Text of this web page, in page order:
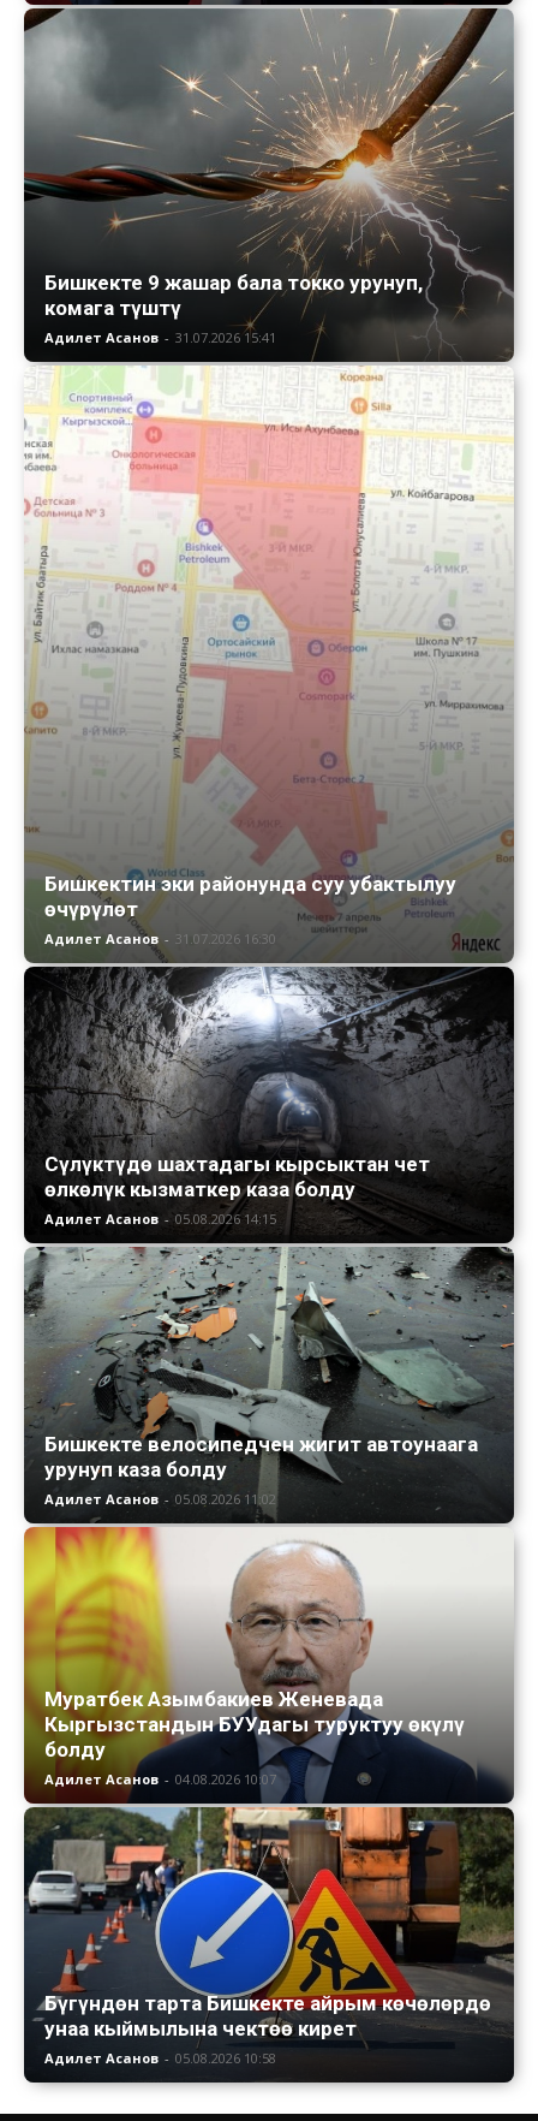
Бишкекте 9 жашар бала токко урунуп,
комага түштү
Адилет Асанов - 31.07.2026 15:41
Бишкектин эки районунда суу убактылуу
өчүрүлөт
Адилет Асанов - 31.07.2026 16:30
Сүлүктүдө шахтадагы кырсыктан чет
өлкөлүк кызматкер каза болду
Адилет Асанов - 05.08.2026 14:15
Бишкекте велосипедчен жигит автоунаага
урунуп каза болду
Адилет Асанов - 05.08.2026 11:02
Муратбек Азымбакиев Женевада
Кыргызстандын БУУдагы туруктуу өкүлү
болду
Адилет Асанов - 04.08.2026 10:07
Бүгүндөн тарта Бишкекте айрым көчөлөрдө
унаа кыймылына чектөө кирет
Адилет Асанов - 05.08.2026 10:58